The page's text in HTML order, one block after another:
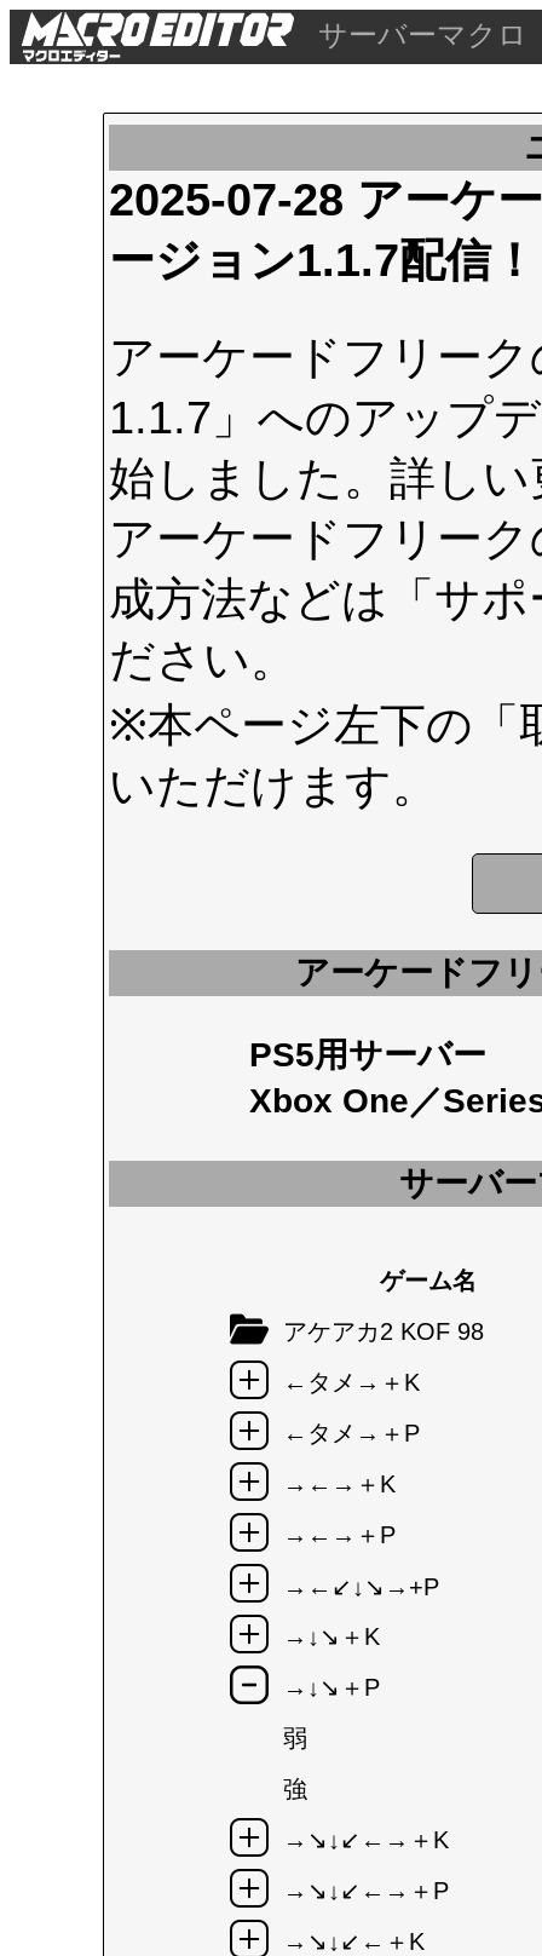
サーバーマクロ
2025-07-28 アーケ
ージョン1.1.7配信！
アーケードフリー
1.1.7」へのアップ
始しました。詳し
アーケードフリー
成方法などは 「サ
ださい。
※本ページ左下の
いただけます。
アーケードフ
PS5用サーバー
Xbox One／
サーバ
ゲーム名
アケアカ2 KOF 98
←タメ→＋K
←タメ→＋P
→←→＋K
→←→＋P
→←↙↓↘→+P
→↓↘＋K
→↓↘＋P
弱
強
→↘↓↙←→＋K
→↘↓↙←→＋P
→↘↓↙←＋K